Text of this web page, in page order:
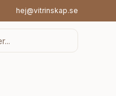
hej@vitrinskap.se